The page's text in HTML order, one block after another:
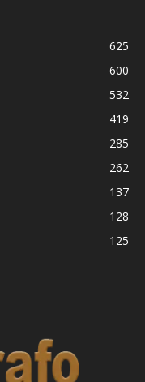
625
600
532
419
285
262
137
128
125